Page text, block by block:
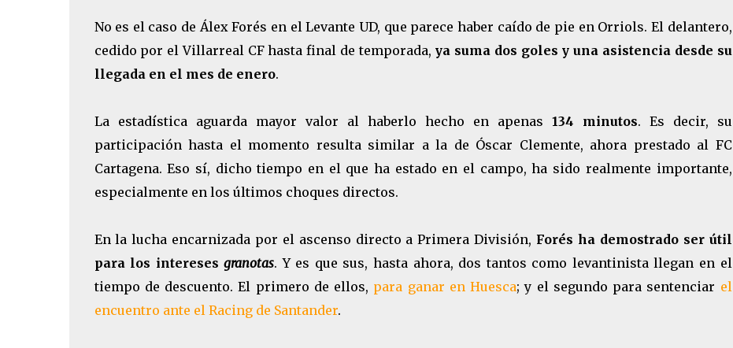
No es el caso de Álex Forés en el Levante UD, que parece haber caído de pie en Orriols. El delantero,
cedido por el Villarreal CF hasta final de temporada, ya suma dos goles y una asistencia desde su
llegada en el mes de enero.
La estadística aguarda mayor valor al haberlo hecho en apenas 134 minutos. Es decir, su
participación hasta el momento resulta similar a la de Óscar Clemente, ahora prestado al FC
Cartagena. Eso sí, dicho tiempo en el que ha estado en el campo, ha sido realmente importante,
especialmente en los últimos choques directos.
En la lucha encarnizada por el ascenso directo a Primera División, Forés ha demostrado ser útil
para los interesesgranotas. Y es que sus, hasta ahora, dos tantos como levantinista llegan en el
tiempo de descuento. El primero de ellos, para ganar en Huesca; y el segundo para sentenciar el
encuentro ante el Racing de Santander.